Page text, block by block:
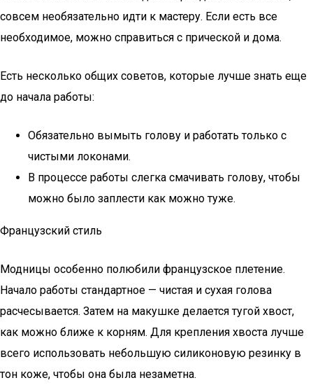
совсем необязательно идти к мастеру. Если есть все
необходимое, можно справиться с прической и дома.
Есть несколько общих советов, которые лучше знать еще
до начала работы:
Обязательно вымыть голову и работать только с
чистыми локонами.
В процессе работы слегка смачивать голову, чтобы
можно было заплести как можно туже.
Французский стиль
Модницы особенно полюбили французское плетение.
Начало работы стандартное — чистая и сухая голова
расчесывается. Затем на макушке делается тугой хвост,
как можно ближе к корням. Для крепления хвоста лучше
всего использовать небольшую силиконовую резинку в
тон коже, чтобы она была незаметна.